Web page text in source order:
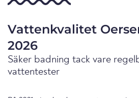
Vattenkvalitet
2026
Säker badning tack vare
vattentester